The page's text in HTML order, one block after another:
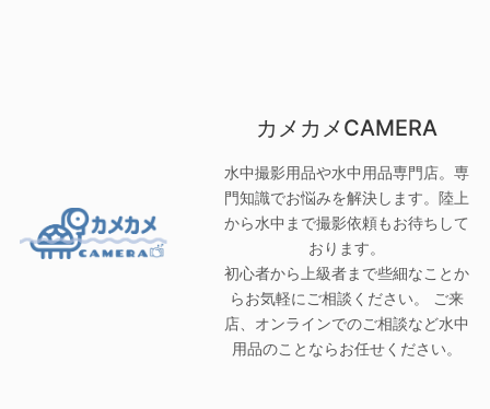
カメカメCAMERA
水中撮影用品や水中用品専門店。専
門知識でお悩みを解決します。陸上
から水中まで撮影依頼もお待ちして
おります。
初心者から上級者まで些細なことか
らお気軽にご相談ください。 ご来
店、オンラインでのご相談など水中
用品のことならお任せください。